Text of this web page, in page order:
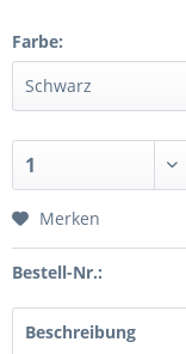
Farbe:
Merken
Bestell-Nr.:
Beschreibung